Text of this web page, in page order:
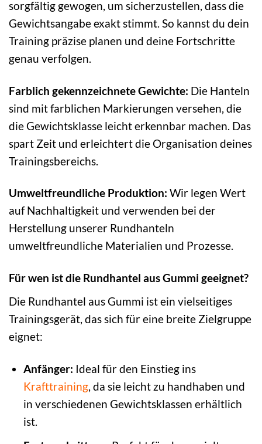
sorgfältig gewogen, um sicherzustellen, dass die
Gewichtsangabe exakt stimmt. So kannst du dein
Training präzise planen und deine Fortschritte
genau verfolgen.
Farblich gekennzeichnete Gewichte: Die Hanteln
sind mit farblichen Markierungen versehen, die
die Gewichtsklasse leicht erkennbar machen. Das
spart Zeit und erleichtert die Organisation deines
Trainingsbereichs.
Umweltfreundliche Produktion: Wir legen Wert
auf Nachhaltigkeit und verwenden bei der
Herstellung unserer Rundhanteln
umweltfreundliche Materialien und Prozesse.
Für wen ist die Rundhantel aus Gummi geeignet?
Die Rundhantel aus Gummi ist ein vielseitiges
Trainingsgerät, das sich für eine breite Zielgruppe
eignet:
Anfänger: Ideal für den Einstieg ins
Krafttraining, da sie leicht zu handhaben und
in verschiedenen Gewichtsklassen erhältlich
ist.